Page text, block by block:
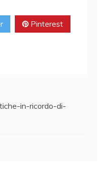
Pinterest
in-ricordo-di-